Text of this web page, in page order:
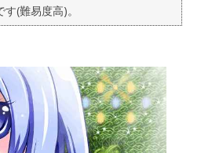
(難易度高)。